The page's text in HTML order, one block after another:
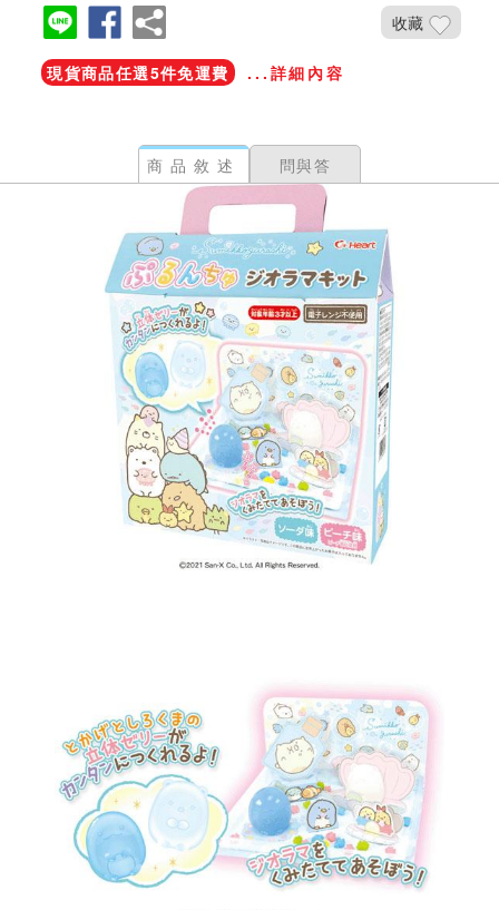
收藏
現貨商品任選5件免運費 ...詳細內容
商品敘述 問與答